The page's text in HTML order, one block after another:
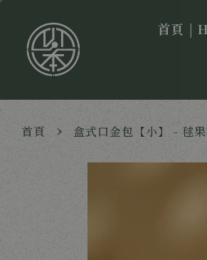
首頁 |
首頁 › 盒式口金包【小】 - 毬